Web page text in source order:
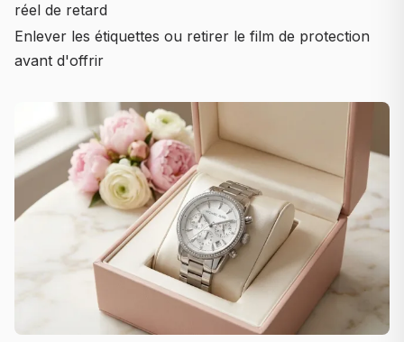
réel de retard
Enlever les étiquettes ou retirer le film de protection
avant d'offrir